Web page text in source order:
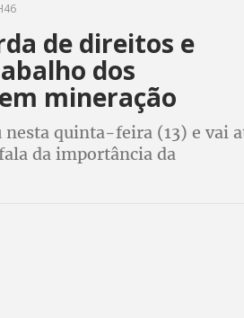
de direitos e
dos
mineração
nesta quinta-feira (13) e vai
da importância da